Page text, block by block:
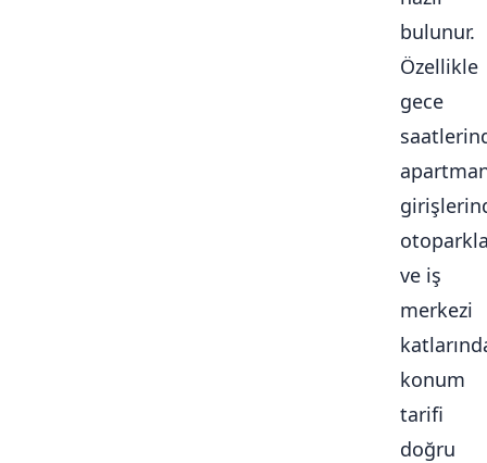
bulunur.
Özellikle
gece
ve iş
merkezi
konum
tarifi
doğru